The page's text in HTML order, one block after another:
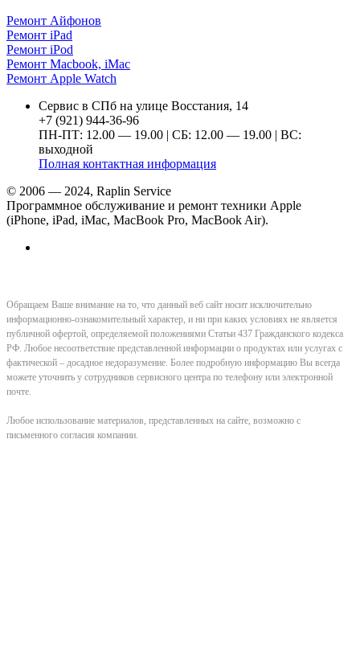
Ремонт Айфонов
Ремонт iPad
Ремонт iPod
Ремонт Macbook, iMac
Ремонт Apple Watch
Сервис в СПб на улице Восстания, 14
+7 (921) 944-36-96
ПН-ПТ: 12.00 — 19.00 | СБ: 12.00 — 19.00 | ВС:
выходной
Полная контактная информация
© 2006 — 2024, Raplin Service
Программное обслуживание и ремонт техники Apple
(iPhone, iPad, iMac, MacBook Pro, MacBook Air).
Обращаем Ваше внимание на то, что данный веб сайт носит исключительно
информационно-ознакомительный характер, и ни при каких условиях не является
публичной офертой, определяемой положениями Статьи 437 Гражданского кодекса
РФ. Любое несоответствие представленной информации о продуктах или услугах с
фактической – досадное недоразумение. Более подробную информацию Вы всегда
можете уточнить у сотрудников сервисного центра по телефону или электронной
почте.
Любое использование материалов, представленных на сайте, возможно с
письменного согласия компании.